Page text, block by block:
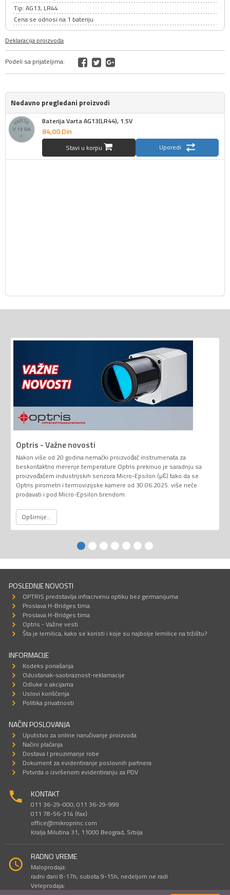
Tip: AG13, LR44
Cena se odnosi na 1 bateriju
Deklaracija proizvoda
Podeli sa prijateljima:
Nedavno pregledani proizvodi
Baterija Varta AG13(LR44), 1.5V
84,00Din
Stavi u korpu Uporedi
Optris - Važne novosti
Nakon više od 20 godina nemački proizvođač instrumenata za
beskontaktno merenje temperature Optris prekinuo je saradnju sa
proizvođačem industrijskih senzora Micro-Epsilon (µƐ) tako da se
Optris pirometri i termovizijske kamere od 30.06.2025. više neće
prodavati i pod Micro-Epsilon brendom.
Opširnije...
POSLEDNJE NOVOSTI
OPTRIS predstavlja infracrvenu optiku bez germanijuma
Proslava H-Bridges tima
Proslava H-Bridges tima
Optris - Važne vesti
Šta je lemilica, kako se koristi i koje su najbolje lemilice na tržištu?
INFORMACIJE
Kodeks ponašanja
Odustanak-saobraznost-reklamacije
Odluke o akcijama
Uslovi korišćenja
Politika privatnosti
NAČIN POSLOVANJA
Uputstvo za online naručivanje proizvoda
Načini plaćanja
Dostava I preuzimanje robe
Dokument za evidentiranje poslovnih partnera
Potvrda o izvršenom evidentiranju za PDV
KONTAKT
011 36-29-000; 011 36-29-999
011 78-56-314 (fax)
office@mikroprinc.com
Kralja Milutina 31, 11000 Beograd, Srbija
RADNO VREME
Maloprodaja:
radni dani 8-17h, subota 9-15h, nedeljom ne radi
Veleprodaja: